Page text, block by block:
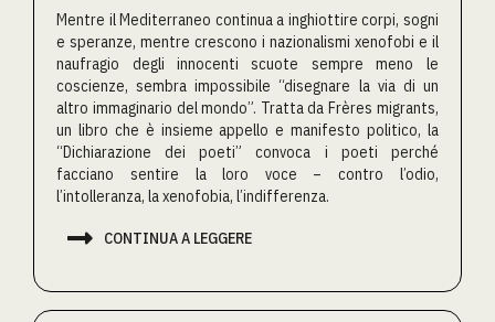
Mentre il Mediterraneo continua a inghiottire corpi, sogni
e speranze, mentre crescono i nazionalismi xenofobi e il
naufragio degli innocenti scuote sempre meno le
coscienze, sembra impossibile “disegnare la via di un
altro immaginario del mondo”. Tratta da Frères migrants,
un libro che è insieme appello e manifesto politico, la
“Dichiarazione dei poeti” convoca i poeti perché
facciano sentire la loro voce – contro l’odio,
l’intolleranza, la xenofobia, l’indifferenza.
 CONTINUA A LEGGERE